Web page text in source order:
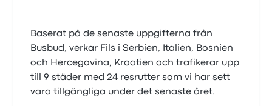
Baserat på de senaste uppgifterna från
Busbud, verkar Fils i Serbien, Italien, Bosnien
och Hercegovina, Kroatien och trafikerar upp
till 9 städer med 24 resrutter som vi har sett
vara tillgängliga under det senaste året.